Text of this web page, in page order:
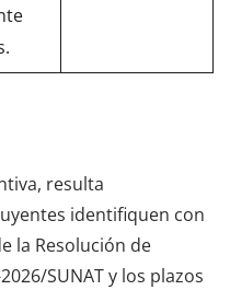
resulta
identifiquen con
la Resolución de
SUNAT y los plazos